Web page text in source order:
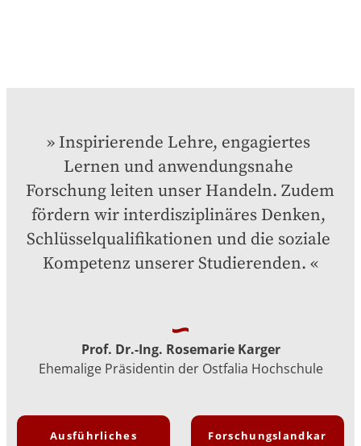
Inspirierende Lehre, engagiertes
Lernen und anwendungsnahe
Forschung leiten unser Handeln. Zudem
fördern wir interdisziplinäres Denken,
Schlüsselqualifikationen und die soziale
Kompetenz unserer Studierenden.
Prof. Dr.-Ing. Rosemarie Karger
Ehemalige Präsidentin der Ostfalia Hochschule
Ausführliches
Forschungslandkar